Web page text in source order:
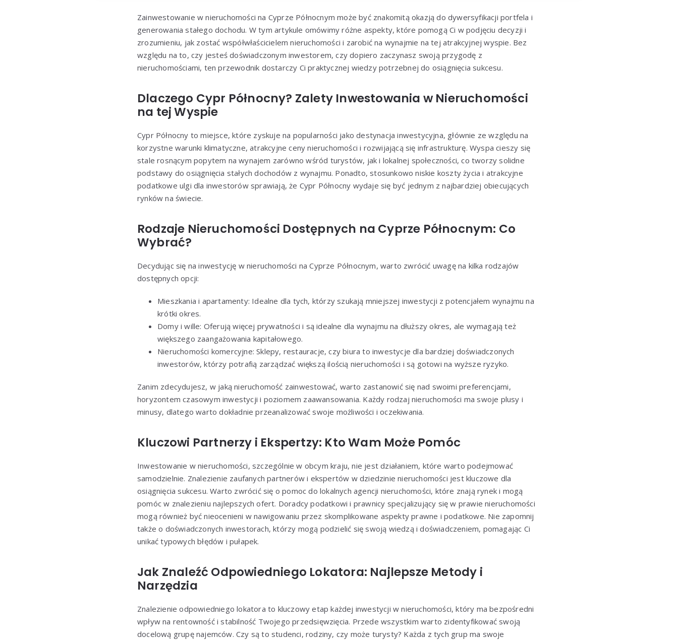
Zainwestowanie w nieruchomości na Cyprze Północnym może być znakomitą okazją do dywersyfikacji portfela i
generowania stałego dochodu. W tym artykule omówimy różne aspekty, które pomogą Ci w podjęciu decyzji i
zrozumieniu, jak zostać współwłaścicielem nieruchomości i zarobić na wynajmie na tej atrakcyjnej wyspie. Bez
względu na to, czy jesteś doświadczonym inwestorem, czy dopiero zaczynasz swoją przygodę z
nieruchomościami, ten przewodnik dostarczy Ci praktycznej wiedzy potrzebnej do osiągnięcia sukcesu.
Dlaczego Cypr Północny? Zalety Inwestowania w Nieruchomości
na tej Wyspie
Cypr Północny to miejsce, które zyskuje na popularności jako destynacja inwestycyjna, głównie ze względu na
korzystne warunki klimatyczne, atrakcyjne ceny nieruchomości i rozwijającą się infrastrukturę. Wyspa cieszy się
stale rosnącym popytem na wynajem zarówno wśród turystów, jak i lokalnej społeczności, co tworzy solidne
podstawy do osiągnięcia stałych dochodów z wynajmu. Ponadto, stosunkowo niskie koszty życia i atrakcyjne
podatkowe ulgi dla inwestorów sprawiają, że Cypr Północny wydaje się być jednym z najbardziej obiecujących
rynków na świecie.
Rodzaje Nieruchomości Dostępnych na Cyprze Północnym: Co
Wybrać?
Decydując się na inwestycję w nieruchomości na Cyprze Północnym, warto zwrócić uwagę na kilka rodzajów
dostępnych opcji:
Mieszkania i apartamenty: Idealne dla tych, którzy szukają mniejszej inwestycji z potencjałem wynajmu na
krótki okres.
Domy i wille: Oferują więcej prywatności i są idealne dla wynajmu na dłuższy okres, ale wymagają też
większego zaangażowania kapitałowego.
Nieruchomości komercyjne: Sklepy, restauracje, czy biura to inwestycje dla bardziej doświadczonych
inwestorów, którzy potrafią zarządzać większą ilością nieruchomości i są gotowi na wyższe ryzyko.
Zanim zdecydujesz, w jaką nieruchomość zainwestować, warto zastanowić się nad swoimi preferencjami,
horyzontem czasowym inwestycji i poziomem zaawansowania. Każdy rodzaj nieruchomości ma swoje plusy i
minusy, dlatego warto dokładnie przeanalizować swoje możliwości i oczekiwania.
Kluczowi Partnerzy i Ekspertzy: Kto Wam Może Pomóc
Inwestowanie w nieruchomości, szczególnie w obcym kraju, nie jest działaniem, które warto podejmować
samodzielnie. Znalezienie zaufanych partnerów i ekspertów w dziedzinie nieruchomości jest kluczowe dla
osiągnięcia sukcesu. Warto zwrócić się o pomoc do lokalnych agencji nieruchomości, które znają rynek i mogą
pomóc w znalezieniu najlepszych ofert. Doradcy podatkowi i prawnicy specjalizujący się w prawie nieruchomości
mogą również być nieocenieni w nawigowaniu przez skomplikowane aspekty prawne i podatkowe. Nie zapomnij
także o doświadczonych inwestorach, którzy mogą podzielić się swoją wiedzą i doświadczeniem, pomagając Ci
unikać typowych błędów i pułapek.
Jak Znaleźć Odpowiedniego Lokatora: Najlepsze Metody i
Narzędzia
Znalezienie odpowiedniego lokatora to kluczowy etap każdej inwestycji w nieruchomości, który ma bezpośredni
wpływ na rentowność i stabilność Twojego przedsięwzięcia. Przede wszystkim warto zidentyfikować swoją
docelową grupę najemców. Czy są to studenci, rodziny, czy może turysty? Każda z tych grup ma swoje